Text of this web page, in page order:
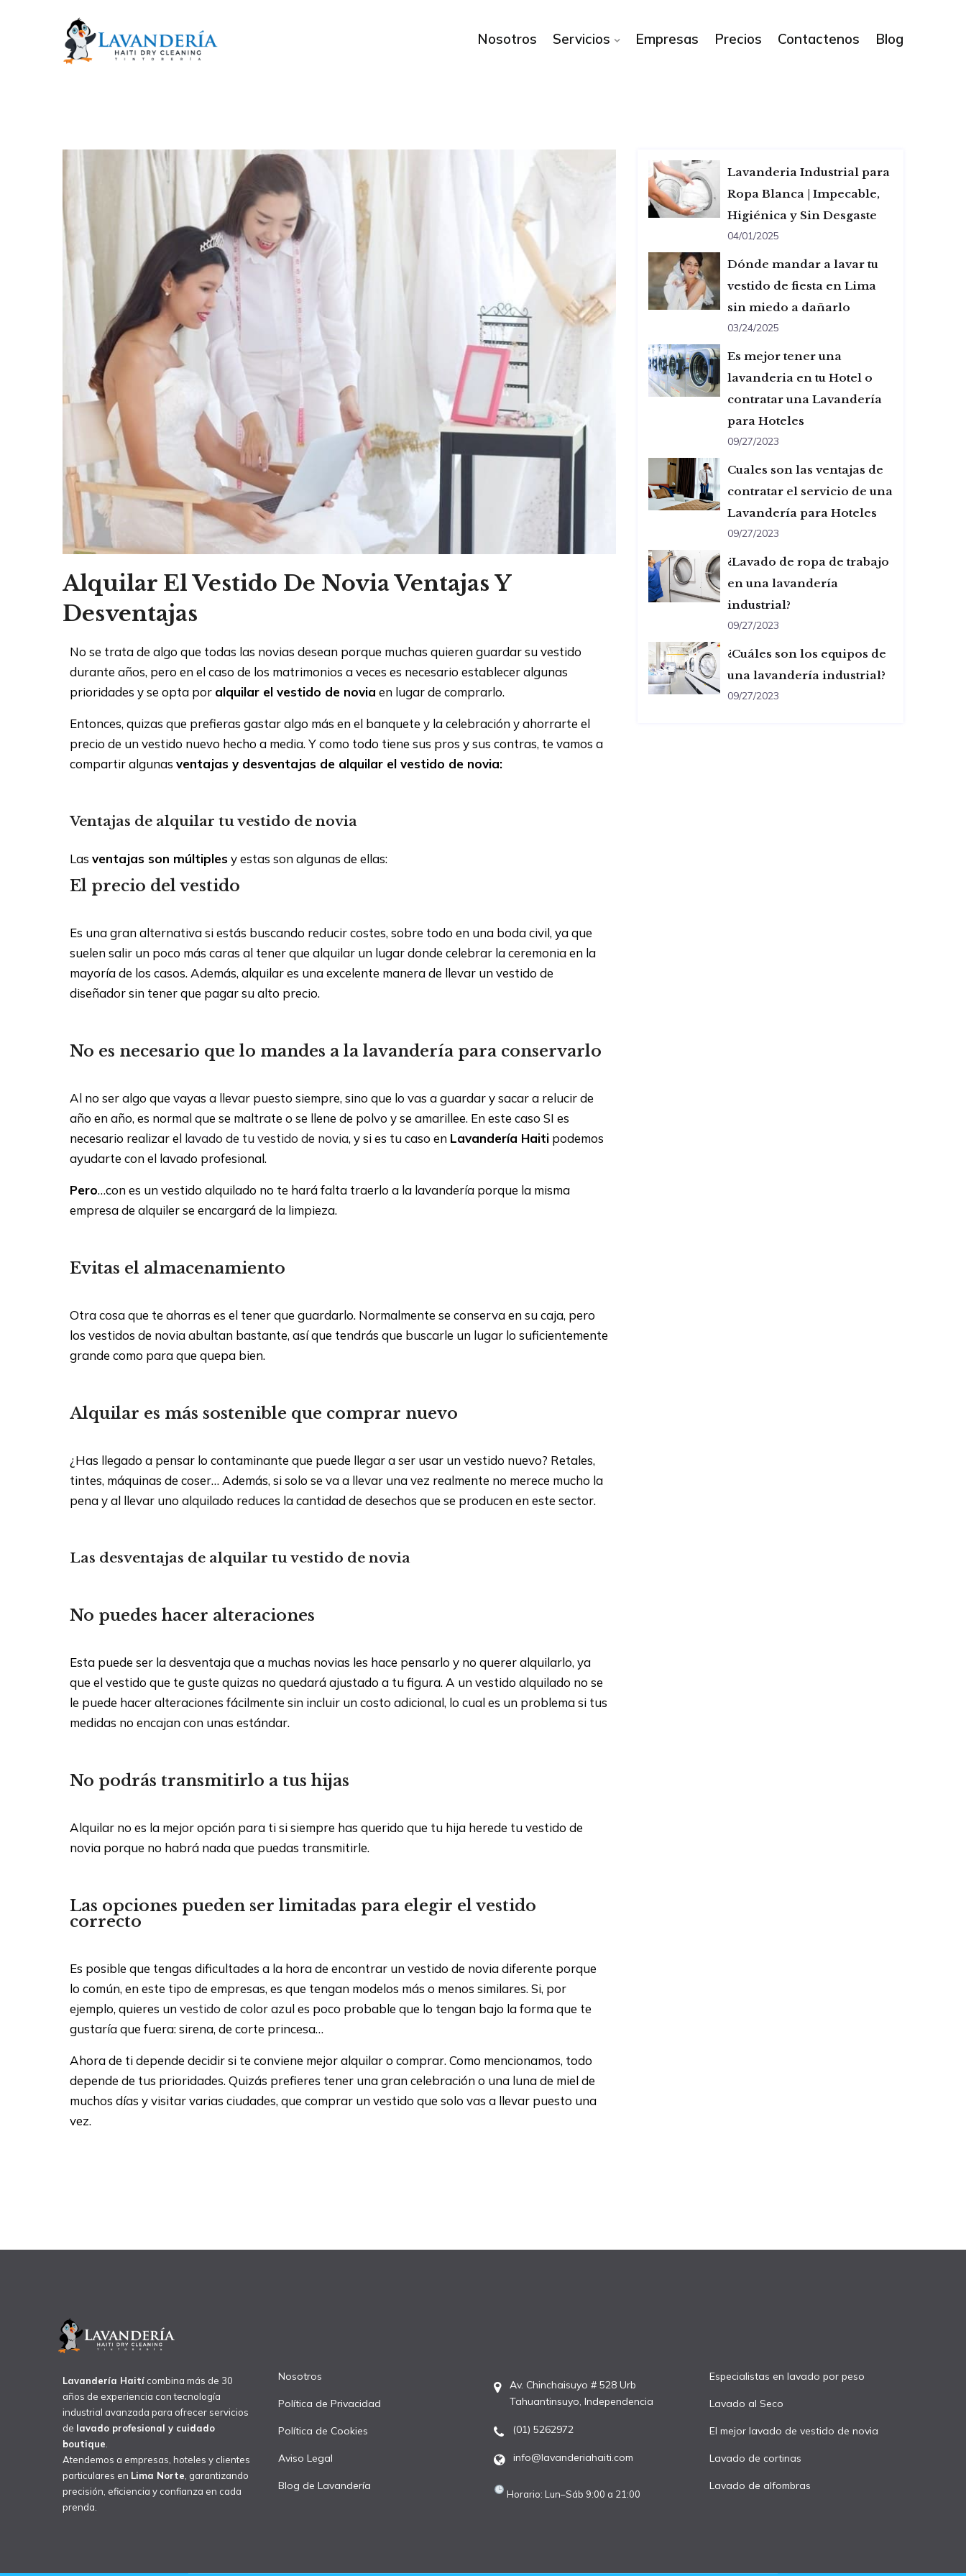
Nosotros Servicios Empresas Precios Contactenos Blog
Alquilar El Vestido De Novia Ventajas Y
Desventajas
No se trata de algo que todas las novias desean porque muchas quieren guardar su vestido
durante años, pero en el caso de los matrimonios a veces es necesario establecer algunas
prioridades y se opta por alquilar el vestido de novia en lugar de comprarlo.
Entonces, quizas que prefieras gastar algo más en el banquete y la celebración y ahorrarte el
precio de un vestido nuevo hecho a media. Y como todo tiene sus pros y sus contras, te vamos a
compartir algunas ventajas y desventajas de alquilar el vestido de novia:
Ventajas de alquilar tu vestido de novia
Las ventajas son múltiplesy estas son algunas de ellas:
El precio del vestido
Es una gran alternativa si estás buscando reducir costes, sobre todo en una boda civil, ya que
suelen salir un poco más caras al tener que alquilar un lugar donde celebrar la ceremonia en la
mayoría de los casos. Además, alquilar es una excelente manera de llevar un vestido de
diseñador sin tener que pagar su alto precio.
No es necesario que lo mandes a la lavandería para conservarlo
Al no ser algo que vayas a llevar puesto siempre, sino que lo vas a guardar y sacar a relucir de
año en año, es normal que se maltrate o se llene de polvo y se amarillee. En este caso SI es
necesario realizar el lavado de tu vestido de novia, y si es tu caso en Lavandería Haiti podemos
ayudarte con el lavado profesional.
Pero…con es un vestido alquilado no te hará falta traerlo a la lavandería porque la misma
empresa de alquiler se encargará de la limpieza.
Evitas el almacenamiento
Otra cosa que te ahorras es el tener que guardarlo. Normalmente se conserva en su caja, pero
los vestidos de novia abultan bastante, así que tendrás que buscarle un lugar lo suficientemente
grande como para que quepa bien.
Alquilar es más sostenible que comprar nuevo
¿Has llegado a pensar lo contaminante que puede llegar a ser usar un vestido nuevo? Retales,
tintes, máquinas de coser… Además, si solo se va a llevar una vez realmente no merece mucho la
pena y al llevar uno alquilado reduces la cantidad de desechos que se producen en este sector.
Las desventajas de alquilar tu vestido de novia
No puedes hacer alteraciones
Esta puede ser la desventaja que a muchas novias les hace pensarlo y no querer alquilarlo, ya
que el vestido que te guste quizas no quedará ajustado a tu figura. A un vestido alquilado no se
le puede hacer alteraciones fácilmente sin incluir un costo adicional, lo cual es un problema si tus
medidas no encajan con unas estándar.
No podrás transmitirlo a tus hijas
Alquilar no es la mejor opción para ti si siempre has querido que tu hija herede tu vestido de
novia porque no habrá nada que puedas transmitirle.
Las opciones pueden ser limitadas para elegir el vestido
correcto
Es posible que tengas dificultades a la hora de encontrar un vestido de novia diferente porque
lo común, en este tipo de empresas, es que tengan modelos más o menos similares. Si, por
ejemplo, quieres unvestido de color azul es poco probable que lo tengan bajo la forma que te
gustaría que fuera: sirena, de corte princesa…
Ahora de ti depende decidir si te conviene mejor alquilar o comprar. Como mencionamos, todo
depende de tus prioridades. Quizás prefieres tener una gran celebración o una luna de miel de
muchos días y visitar varias ciudades, que comprar un vestido que solo vas a llevar puesto una
vez.
Lavanderia Industrial para
Ropa Blanca | Impecable,
Higiénica y Sin Desgaste
04/01/2025
Dónde mandar a lavar tu
vestido de fiesta en Lima
sin miedo a dañarlo
03/24/2025
Es mejor tener una
lavanderia en tu Hotel o
contratar una Lavandería
para Hoteles
09/27/2023
Cuales son las ventajas de
contratar el servicio de una
Lavandería para Hoteles
09/27/2023
¿Lavado de ropa de trabajo
en una lavandería
industrial?
09/27/2023
¿Cuáles son los equipos de
una lavandería industrial?
09/27/2023
Lavandería Haití combina más de 30
años de experiencia con tecnología
industrial avanzada para ofrecer servicios
de lavado profesional y cuidado
boutique
Atendemos a empresas, hoteles y clientes
particulares en Lima Norte , garantizando
precisión, eficiencia y confianza en cada
prenda.
Nosotros
Política de Privacidad
Política de Cookies
Aviso Legal
Blog de Lavandería
Av. Chinchaisuyo # 528 Urb
Tahuantinsuyo, Independencia
(01) 5262972
info@lavanderiahaiti.com
Horario: Lun–Sáb 9:00 a 21:00
Especialistas en lavado por peso
Lavado al Seco
El mejor lavado de vestido de novia
Lavado de cortinas
Lavado de alfombras